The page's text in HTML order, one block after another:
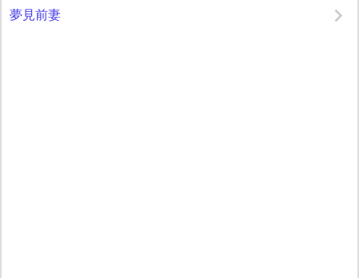
夢見前妻